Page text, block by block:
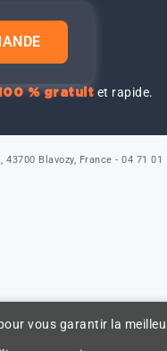
% gratuit et rapide.
vous garantir la
Blavozy, France - 04 71 01